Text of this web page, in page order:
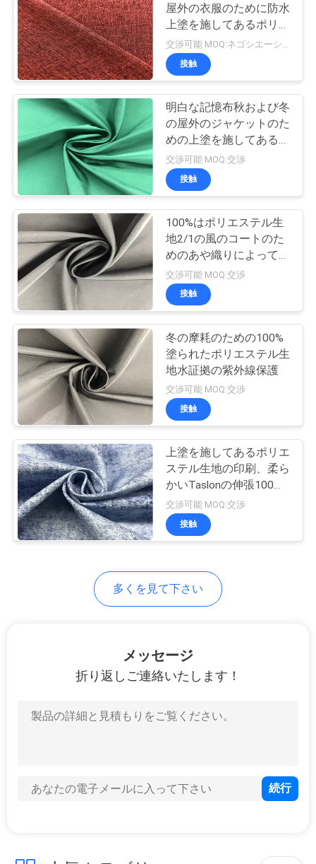
私
達
に
絡
し
な
さ
ニ
ュ
ー
ス
場
合
COMPANY
NEWS
屋外の衣服のために防水
上塗を施してあるポリエ
ステル生地の平野の混合
物 接触
明白な記憶布秋および冬
の屋外のジャケットのた
めの上塗を施してあるポ
リエステル生地
交渉可能 MOQ:交渉
接触
100%はポリエステル生
地2/1の風のコートのた
めのあや織りによってね
じられたコーティングの
記憶生地に塗りました
交渉可能 MOQ:交渉
接触
冬の摩耗のための100%
塗られたポリエステル生
地水証拠の紫外線保護
交渉可能 MOQ:交渉
接触
上塗を施してあるポリエ
ステル生地の印刷、柔ら
かいTaslonの伸張100ポ
リエステル生地
交渉可能 MOQ:交渉
接触
多くを見て下さい
メッセージ
折り返しご連絡いたします！